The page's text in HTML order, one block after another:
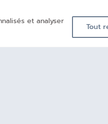
et analyser
Tout